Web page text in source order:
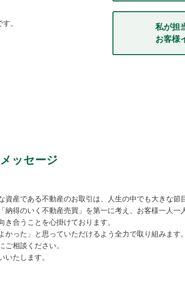
私が担
お客様
。
ッセージ
資産である不動産のお取引は、人生の中でも大きな節
納得のいく不動産売買」を第一に考え、お客様一人一
き合うことを心掛けております。
かった」と思っていただけるよう全力で取り組みます。
ご相談ください。
いたします。